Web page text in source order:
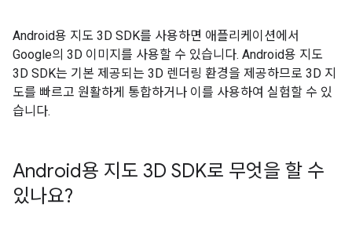
Android용 지도 3D SDK를 사용하면 애플리케이션에서
Google의 3D 이미지를 사용할 수 있습니다. Android용 지도
3D SDK는 기본 제공되는 3D 렌더링 환경을 제공하므로 3D 지
도를 빠르고 원활하게 통합하거나 이를 사용하여 실험할 수 있
습니다.
Android용 지도 3D SDK로 무엇을 할 수
있나요?